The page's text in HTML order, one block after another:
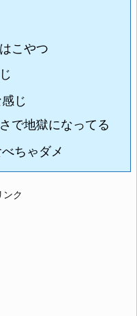
こやつ
じ
で地獄になってる
ちゃダメ
ンク